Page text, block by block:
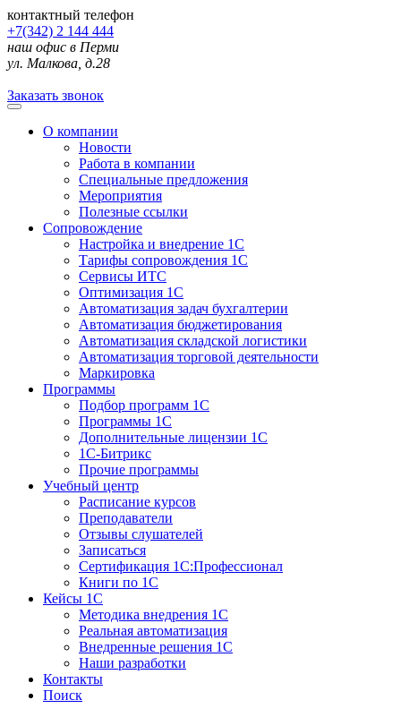
контактный телефон
+7(342) 2 144 444
наш офис в Перми
ул. Малкова, д.28
Заказать звонок
О компании
Новости
Работа в компании
Специальные предложения
Мероприятия
Полезные ссылки
Сопровождение
Настройка и внедрение 1С
Тарифы сопровождения 1С
Сервисы ИТС
Оптимизация 1С
Автоматизация задач бухгалтерии
Автоматизация бюджетирования
Автоматизация складской логистики
Автоматизация торговой деятельности
Маркировка
Программы
Подбор программ 1С
Программы 1С
Дополнительные лицензии 1С
1С-Битрикс
Прочие программы
Учебный центр
Расписание курсов
Преподаватели
Отзывы слушателей
Записаться
Сертификация 1С:Профессионал
Книги по 1С
Кейсы 1С
Методика внедрения 1С
Реальная автоматизация
Внедренные решения 1С
Наши разработки
Контакты
Поиск